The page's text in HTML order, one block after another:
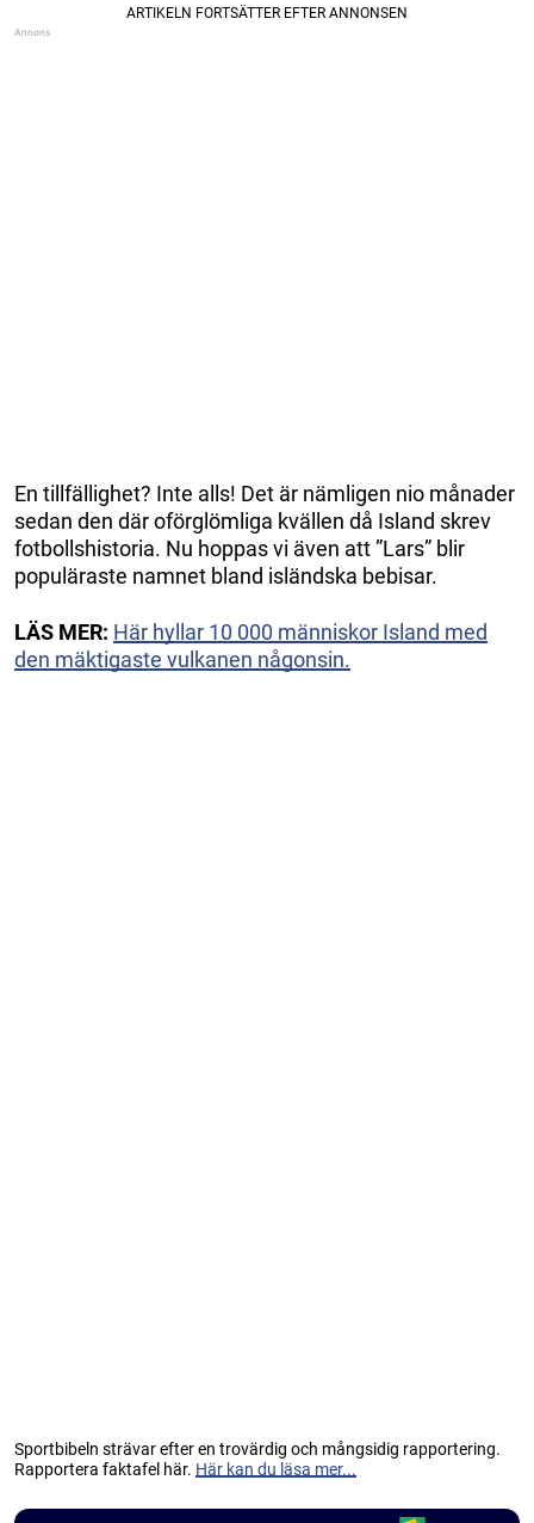
En tillfällighet? Inte alls! Det är nämligen nio månader
sedan den där oförglömliga kvällen då Island skrev
fotbollshistoria. Nu hoppas vi även att ”Lars” blir
populäraste namnet bland isländska bebisar.
LÄS MER: Här hyllar 10 000 människor Island med
den mäktigaste vulkanen någonsin.
Sportbibeln strävar efter en trovärdig och mångsidig rapportering.
Rapportera faktafel här. Här kan du läsa mer...